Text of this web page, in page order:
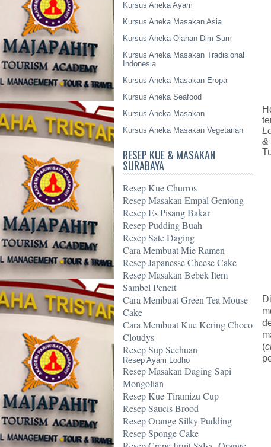
Kursus Aneka Ayam
Kursus Aneka Masakan Asia
Kursus Aneka Olahan Dim Sum
Kursus Aneka Masakan Tradisional
Indonesia
Kursus Aneka Masakan Eropa
Kursus Aneka Seafood
Kursus Aneka Masakan
Kursus Aneka Masakan Vegetarian
RESEP KUE & MASAKAN
SURABAYA
Resep Kue Churros
Resep Masakan Empal Gentong
Resep Es Pisang Bakar
Resep Pudding Buah
Resep Sate Daging
Cara Membuat Mie Ramen
Resep Japanesse Cheese Cake
Resep Masakan Bebek Item
Sambel Pencit
Cara Membuat Green Tea Mouse
Cake
Cara Membuat Kue Kering Choco
Cloudys
Resep Sup Sechuan
Resep Ayam Lodho
Resep Masakan Daging Sapi
Mongolian
Resep Kue Tiramizu Cup
Resep Saucis Brood
Resep Orange Silky Pudding
Resep Sponge Cake
&
(